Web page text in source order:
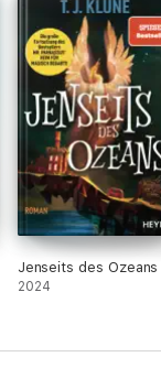
Jenseits des Ozeans
2024